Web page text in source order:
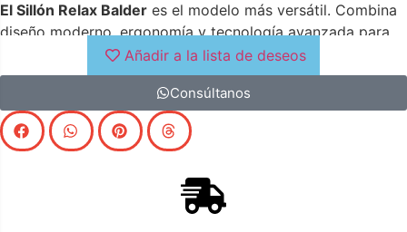
El Sillón Relax Balder es el modelo más versátil. Combina
diseño moderno, ergonomía y tecnología avanzada para
ofrecer el máximo confort en casa.Su diseño permite
configurar una experiencia de descanso única,
combinando acabados de alta calidad con cuatro sistemas
de apertura, disponibles en
motorizada .
sistema relax eléctrico
una postura más cómoda y ergonómica.
Añadir a la lista de deseos
Consúltanos